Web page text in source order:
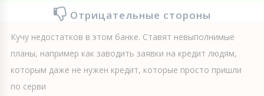
Отрицательные стороны
Кучу недостатков в этом банке. Ставят невыполнимые
планы, например как заводить заявки на кредит людям,
которым даже не нужен кредит, которые просто пришли
по серви